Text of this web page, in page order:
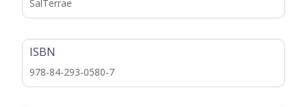
SalTerrae
ISBN
978-84-293-0580-7